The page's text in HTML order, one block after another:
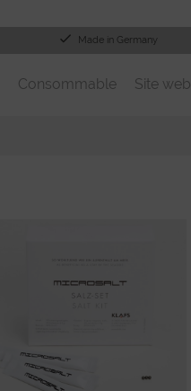
Made in Germany
Consommable Site web